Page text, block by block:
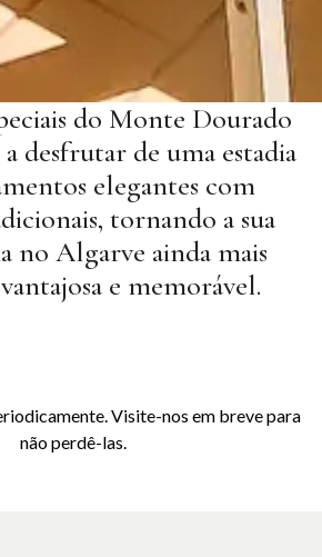
do Monte Dourado
desfrutar de uma estadia
elegantes com
tornando a sua
no Algarve ainda mais
e memorável.
Visite-nos em breve para
não perdê-las.